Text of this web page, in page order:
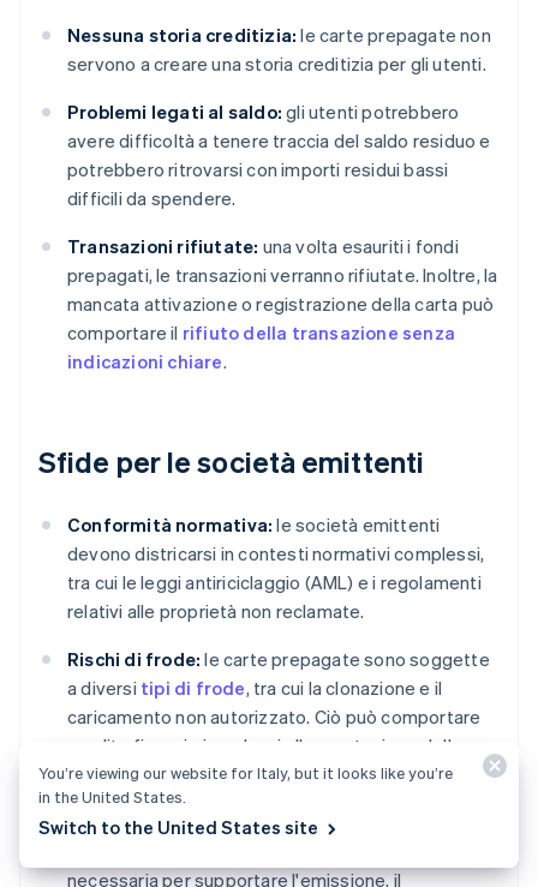
Nessuna storia creditizia: le carte prepagate non
servono a creare una storia creditizia per gli utenti.
Problemi legati al saldo: gli utenti potrebbero
avere difficoltà a tenere traccia del saldo residuo e
potrebbero ritrovarsi con importi residui bassi
difficili da spendere.
Transazioni rifiutate: una volta esauriti i fondi
prepagati, le transazioni verranno rifiutate. Inoltre, la
mancata attivazione o registrazione della carta può
comportare il rifiuto della transazione senza
indicazioni chiare.
Sfide per le società emittenti
Conformità normativa: le società emittenti
devono districarsi in contesti normativi complessi,
tra cui le leggi antiriciclaggio (AML) e i regolamenti
relativi alle proprietà non reclamate.
Rischi di frode: le carte prepagate sono soggette
a diversi tipi di frode, tra cui la clonazione e il
caricamento non autorizzato. Ciò può comportare
perdite finanziarie e danni alla reputazione della
società emittente.
Problemi tecnici: le società emittenti devono
necessaria per supportare l'emissione, il
You’re viewing our website for Italy, but it looks like you’re
in the United States.
Switch to the United States site